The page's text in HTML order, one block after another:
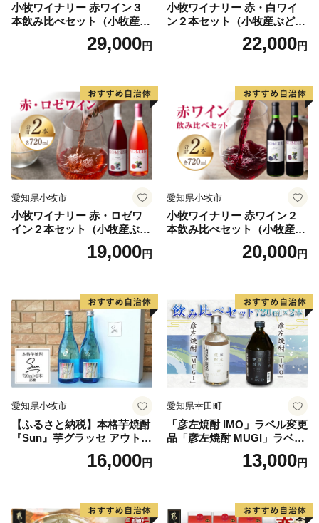
小牧ワイナリー 赤ワイン３
本飲み比べセット（小牧産ぶ
どう100％使用）29,000円
小牧ワイナリー 赤・白ワイ
ン２本セット（小牧産ぶどう
22,000円
愛知県小牧市
小牧ワイナリー 赤・ロゼワ
イン２本セット（小牧産ぶど
19,000円
愛知県小牧市
小牧ワイナリー 赤ワイン２
本飲み比べセット（小牧産ぶ
どう100％使用）20,000円
愛知県小牧市
【ふるさと納税】本格芋焼酎
『Sun』芋グラッセ アウトド
ア ソロキャンプ ベランピン
グ 巣ごもり 就労支援16,000円
愛知県幸田町
「彦左焼酎 IMO」ラベル変更
品「彦左焼酎 MUGI」ラベル
変更品 飲み比べ セット 合計
2本 720ml×各1本 25度 焼酎
13,000円